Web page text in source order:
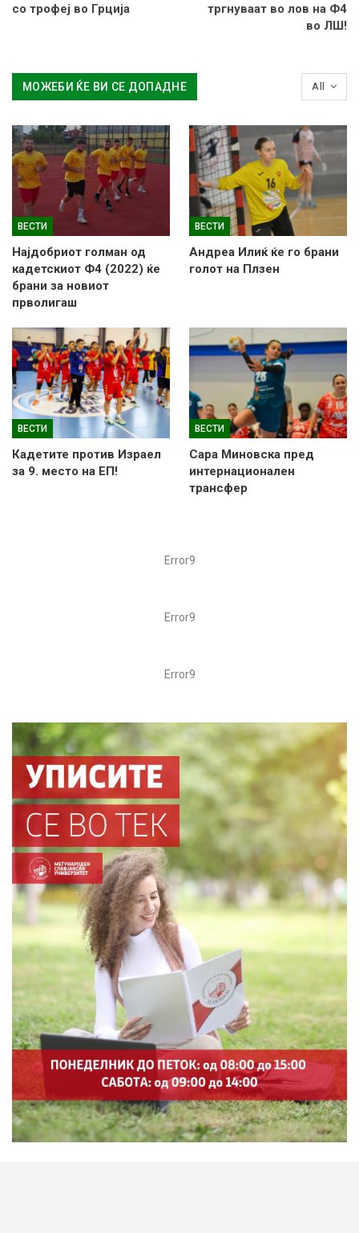
со трофеј во Грција
тргнуваат во лов на Ф4
во ЛШ!
All
МОЖЕБИ ЌЕ ВИ СЕ ДОПАДНЕ
ВЕСТИ
Најдобриот голман од
кадетскиот Ф4 (2022) ќе
брани за новиот
прволигаш
ВЕСТИ
Андреа Илиќ ќе го брани
голот на Плзен
ВЕСТИ
Кадетите против Израел
за 9. место на ЕП!
ВЕСТИ
Сара Миновска пред
интернационален
трансфер
Error9
Error9
Error9